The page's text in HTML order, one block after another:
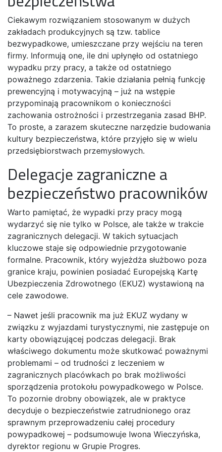
Ciekawym rozwiązaniem stosowanym w dużych
zakładach produkcyjnych są tzw. tablice
bezwypadkowe, umieszczane przy wejściu na teren
firmy. Informują one, ile dni upłynęło od ostatniego
wypadku przy pracy, a także od ostatniego
poważnego zdarzenia. Takie działania pełnią funkcję
prewencyjną i motywacyjną – już na wstępie
przypominają pracownikom o konieczności
zachowania ostrożności i przestrzegania zasad BHP.
To proste, a zarazem skuteczne narzędzie budowania
kultury bezpieczeństwa, które przyjęło się w wielu
przedsiębiorstwach przemysłowych.
Delegacje zagraniczne a
bezpieczeństwo pracowników
Warto pamiętać, że wypadki przy pracy mogą
wydarzyć się nie tylko w Polsce, ale także w trakcie
zagranicznych delegacji. W takich sytuacjach
kluczowe staje się odpowiednie przygotowanie
formalne. Pracownik, który wyjeżdża służbowo poza
granice kraju, powinien posiadać Europejską Kartę
Ubezpieczenia Zdrowotnego (EKUZ) wystawioną na
cele zawodowe.
– Nawet jeśli pracownik ma już EKUZ wydany w
związku z wyjazdami turystycznymi, nie zastępuje on
karty obowiązującej podczas delegacji. Brak
właściwego dokumentu może skutkować poważnymi
problemami – od trudności z leczeniem w
zagranicznych placówkach po brak możliwości
sporządzenia protokołu powypadkowego w Polsce.
To pozornie drobny obowiązek, ale w praktyce
decyduje o bezpieczeństwie zatrudnionego oraz
sprawnym przeprowadzeniu całej procedury
powypadkowej – podsumowuje Iwona Wieczyńska,
dyrektor regionu w Grupie Progres.